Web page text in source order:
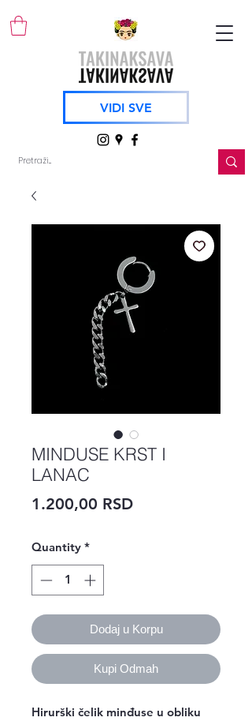
VIDI SVE
MINDUSE KRST I
LANAC
1.200,00 RSDPrice
Quantity *
Dodaj u Korpu
Kupi Odmah
Hirurški čelik minđuse u obliku